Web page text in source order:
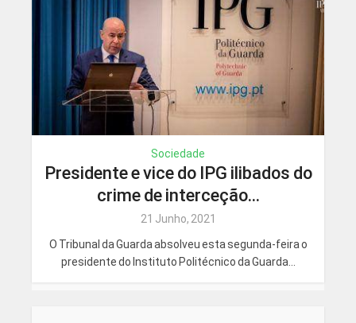
Sociedade
Presidente e vice do IPG ilibados do
crime de interceção...
21 Junho, 2021
O Tribunal da Guarda absolveu esta segunda-feira o
presidente do Instituto Politécnico da Guarda...